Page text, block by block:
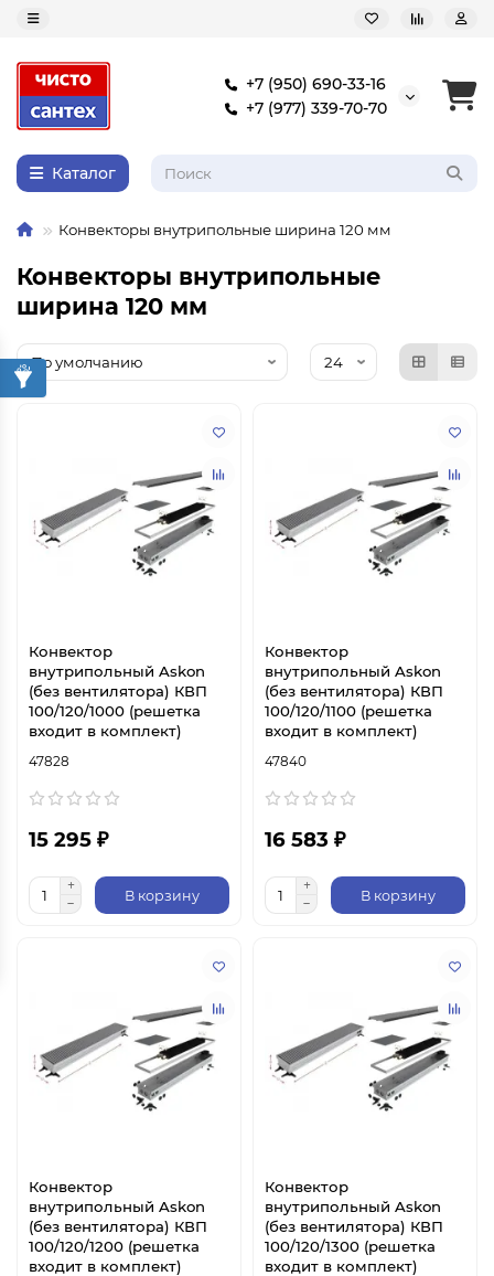
+7 (950) 690-33-16
+7 (977) 339-70-70
Каталог
Конвекторы внутрипольные ширина 120 мм
Конвекторы внутрипольные
ширина 120 мм
Конвектор
внутрипольный Askon
(без вентилятора) КВП
100/120/1000 (решетка
входит в комплект)
47828
15 295 ₽
В корзину
Конвектор
внутрипольный Askon
(без вентилятора) КВП
100/120/1100 (решетка
входит в комплект)
47840
16 583 ₽
В корзину
Конвектор
внутрипольный Askon
(без вентилятора) КВП
100/120/1200 (решетка
входит в комплект)
Конвектор
внутрипольный Askon
(без вентилятора) КВП
100/120/1300 (решетка
входит в комплект)